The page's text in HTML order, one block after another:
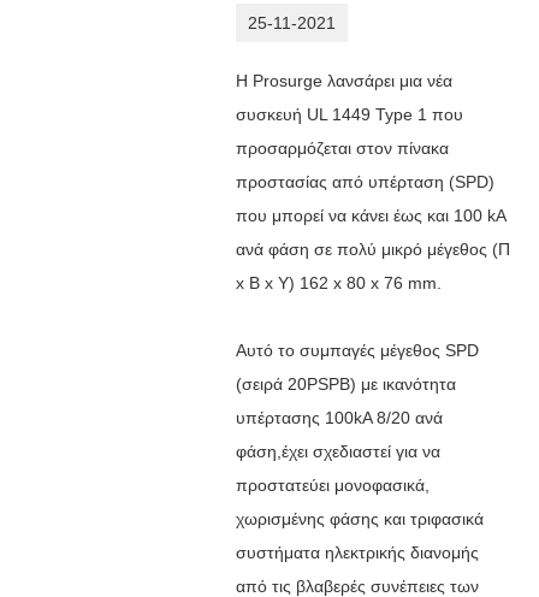
25-11-2021
Η Prosurge λανσάρει μια νέα
συσκευή UL 1449 Type 1 που
προσαρμόζεται στον πίνακα
προστασίας από υπέρταση (SPD)
που μπορεί να κάνει έως και 100 kA
ανά φάση σε πολύ μικρό μέγεθος (Π
x Β x Υ) 162 x 80 x 76 mm.
Αυτό το συμπαγές μέγεθος SPD
(σειρά 20PSPB) με ικανότητα
υπέρτασης 100kA 8/20 ανά
φάση, έχει σχεδιαστεί για να
προστατεύει μονοφασικά,
χωρισμένης φάσης και τριφασικά
συστήματα ηλεκτρικής διανομής
από τις βλαβερές συνέπειες των